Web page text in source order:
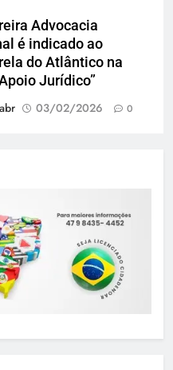
Advocacia
é indicado ao
do Atlântico na
Jurídico”
03/02/2026 0